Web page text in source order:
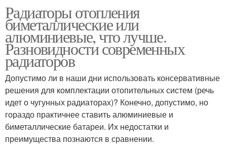
Радиаторы отопления
биметаллические или
алюминиевые, что лучше.
Разновидности современных
радиаторов
Допустимо ли в наши дни использовать консервативные
решения для комплектации отопительных систем (речь
идет о чугунных радиаторах)? Конечно, допустимо, но
гораздо практичнее ставить алюминиевые и
биметаллические батареи. Их недостатки и
преимущества познаются в сравнении.